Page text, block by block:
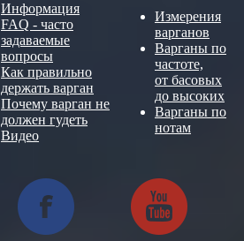
Информация
FAQ - часто
задаваемые
вопросы
Как правильно
держать варган
Почему варган не
должен гудеть
Видео
Измерения
варганов
Варганы по
частоте,
от басовых
до высоких
Варганы по
нотам